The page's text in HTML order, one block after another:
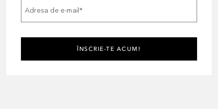
Adresa de e-mail*
ÎNSCRIE-TE ACUM!